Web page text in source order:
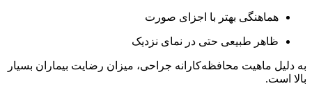
هماهنگی بهتر با اجزای صورت
ظاهر طبیعی حتی در نمای نزدیک
به دلیل ماهیت محافظه‌کارانه جراحی، میزان رضایت بیماران بسیار
بالا است.